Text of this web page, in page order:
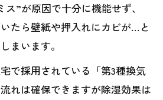
”が原因で十分に機能せず、
たら壁紙や押入れにカビが…と
まいます。
で採用されている「第3種換気
れは確保できますが除湿効果は